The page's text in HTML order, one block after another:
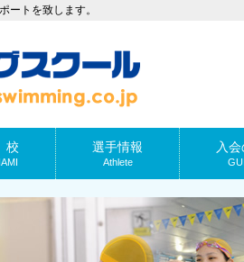
ートを致します。
選手情報
Athlete
入